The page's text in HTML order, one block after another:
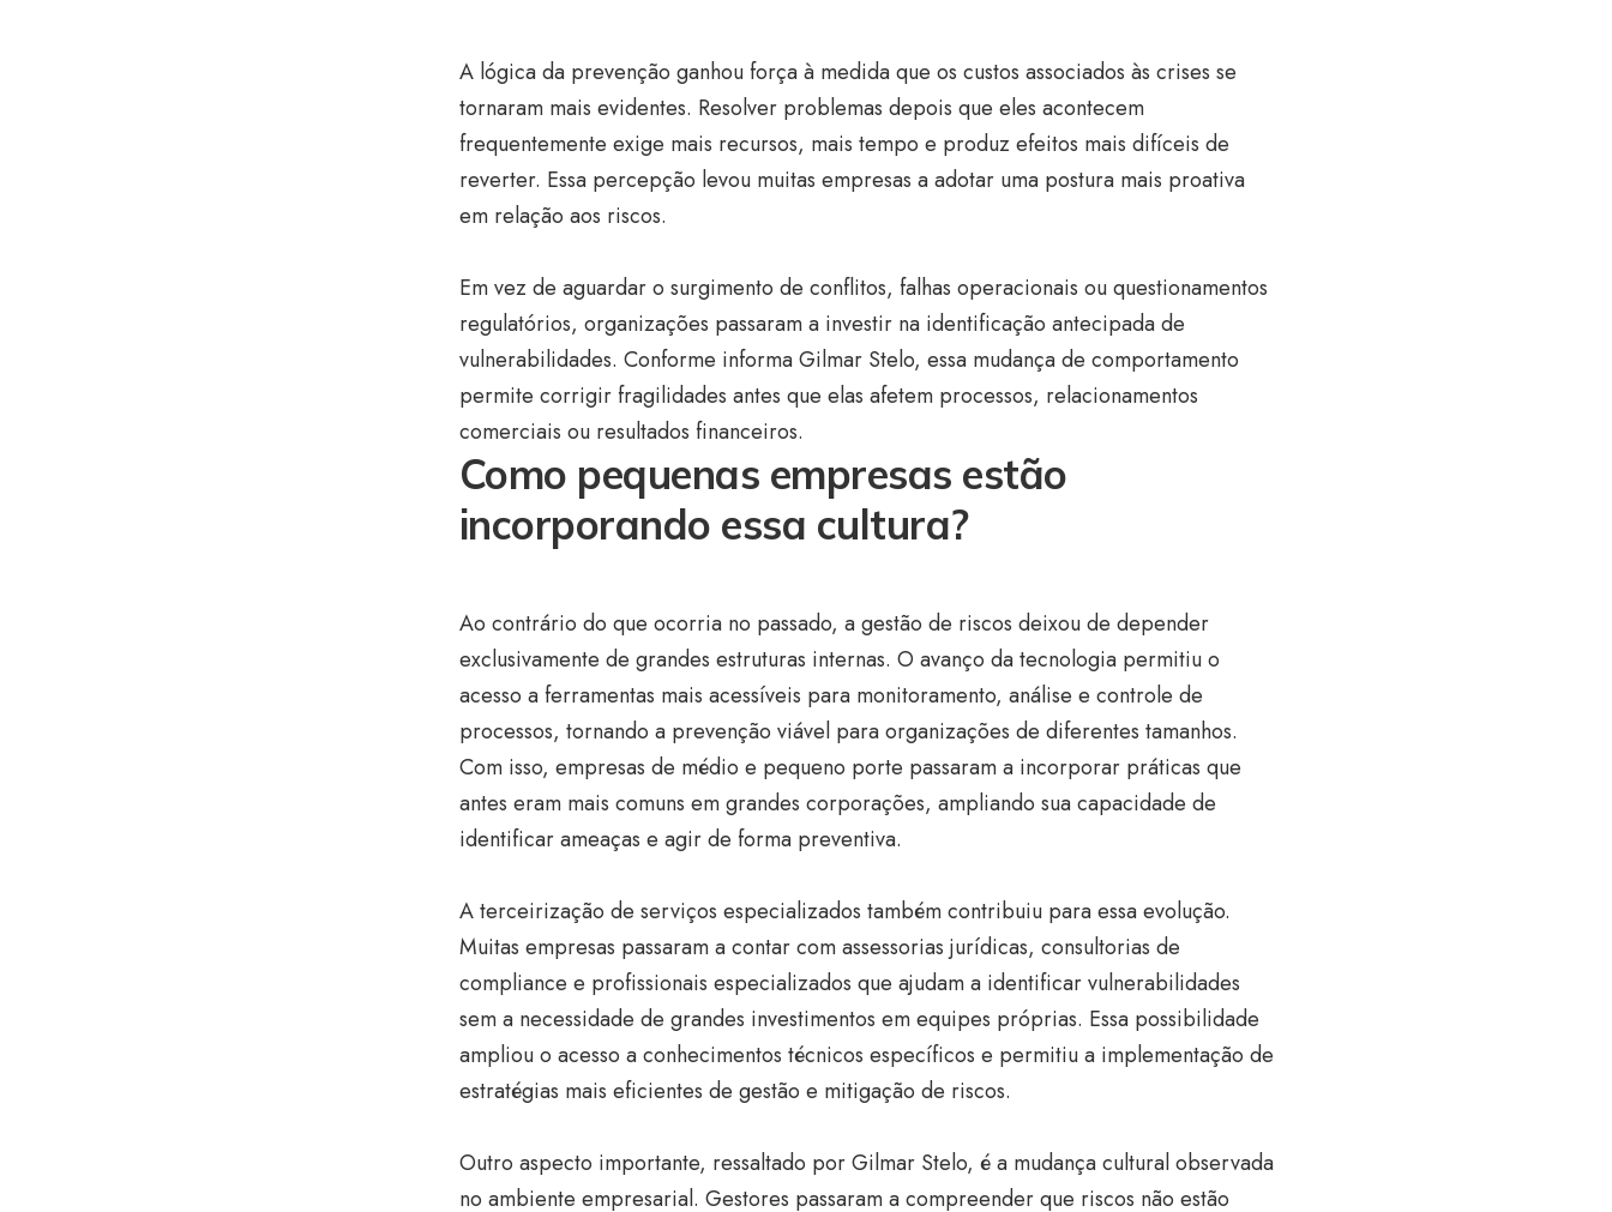
A lógica da prevenção ganhou força à medida que os custos associados às crises se
tornaram mais evidentes. Resolver problemas depois que eles acontecem
frequentemente exige mais recursos, mais tempo e produz efeitos mais difíceis de
reverter. Essa percepção levou muitas empresas a adotar uma postura mais proativa
em relação aos riscos.
Em vez de aguardar o surgimento de conflitos, falhas operacionais ou questionamentos
regulatórios, organizações passaram a investir na identificação antecipada de
vulnerabilidades. Conforme informa Gilmar Stelo, essa mudança de comportamento
permite corrigir fragilidades antes que elas afetem processos, relacionamentos
comerciais ou resultados financeiros.
Como pequenas empresas estão
incorporando essa cultura?
Ao contrário do que ocorria no passado, a gestão de riscos deixou de depender
exclusivamente de grandes estruturas internas. O avanço da tecnologia permitiu o
acesso a ferramentas mais acessíveis para monitoramento, análise e controle de
processos, tornando a prevenção viável para organizações de diferentes tamanhos.
Com isso, empresas de médio e pequeno porte passaram a incorporar práticas que
antes eram mais comuns em grandes corporações, ampliando sua capacidade de
identificar ameaças e agir de forma preventiva.
A terceirização de serviços especializados também contribuiu para essa evolução.
Muitas empresas passaram a contar com assessorias jurídicas, consultorias de
compliance e profissionais especializados que ajudam a identificar vulnerabilidades
sem a necessidade de grandes investimentos em equipes próprias. Essa possibilidade
ampliou o acesso a conhecimentos técnicos específicos e permitiu a implementação de
estratégias mais eficientes de gestão e mitigação de riscos.
Outro aspecto importante, ressaltado por Gilmar Stelo, é a mudança cultural observada
no ambiente empresarial. Gestores passaram a compreender que riscos não estão